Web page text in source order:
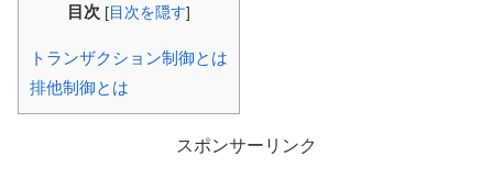
目次 [ 目次を隠す]
トランザクション制御とは
排他制御とは
スポンサーリンク